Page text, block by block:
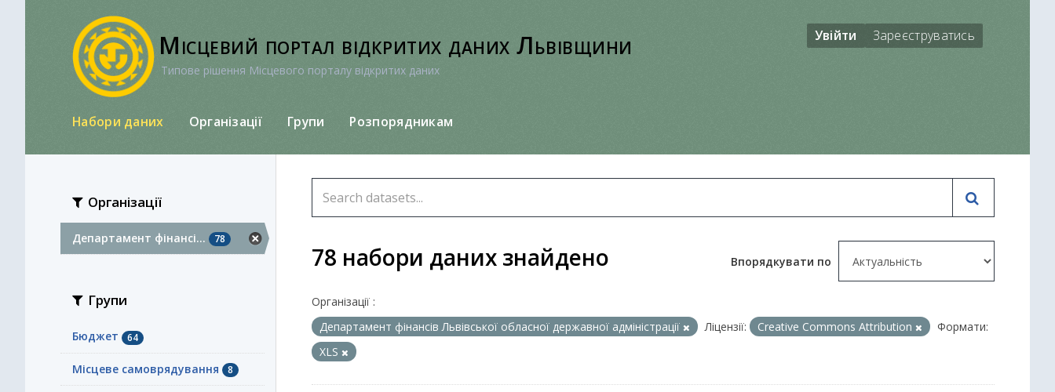
Місцевий портал відкритих даних Львівщини
Типове рішення Місцевого порталу відкритих даних
Увійти Зареєструватись
Набори даних Організації Групи Розпорядникам
Організації
Департамент фінансі... 78
Групи
Бюджет 64
Місцеве самоврядування 8
Впорядкувати по
78 набори даних знайдено
Організації :
Департамент фінансів Львівської обласної державної адміністрації
Ліцензії: Creative Commons Attribution
Формати:
XLS